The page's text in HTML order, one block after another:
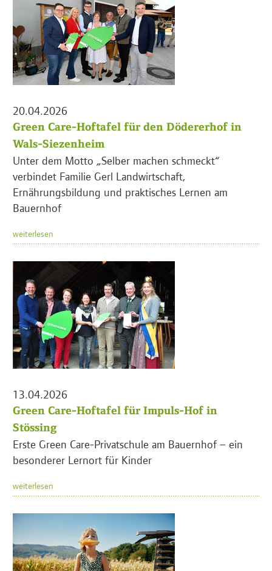
20.04.2026
Green Care-Hoftafel für den Dödererhof in
Wals-Siezenheim
Unter dem Motto „Selber machen schmeckt“
verbindet Familie Gerl Landwirtschaft,
Ernährungsbildung und praktisches Lernen am
Bauernhof
weiterlesen
13.04.2026
Green Care-Hoftafel für Impuls-Hof in
Stössing
Erste Green Care-Privatschule am Bauernhof – ein
besonderer Lernort für Kinder
weiterlesen